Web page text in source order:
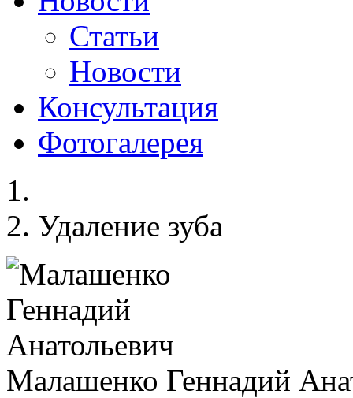
Статьи
Новости
Консультация
Фотогалерея
Удаление зуба
Малашенко Геннадий